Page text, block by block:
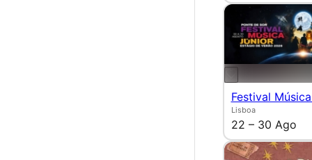
Festival
Lisboa
22 – 30 Ago